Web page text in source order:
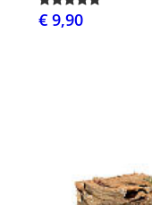
€ 9,90